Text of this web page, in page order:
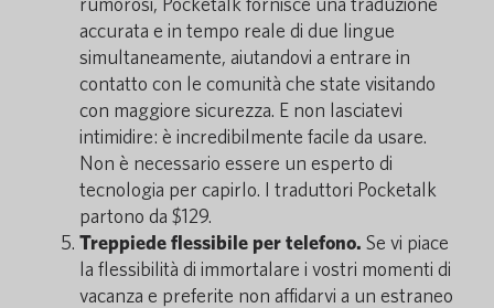
accurata e in tempo reale di due lingue
simultaneamente, aiutandovi a entrare in
contatto con le comunità che state visitando
con maggiore sicurezza. E non lasciatevi
intimidire: è incredibilmente facile da usare.
Non è necessario essere un esperto di
tecnologia per capirlo. I traduttori Pocketalk
partono da $129.
Treppiede flessibile per telefono. Se vi piace
la flessibilità di immortalare i vostri momenti di
vacanza e preferite non affidarvi a un estraneo